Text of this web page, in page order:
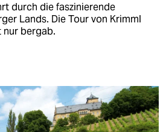
durch die faszinierende
Lands. Die Tour von Krimml
nur bergab.